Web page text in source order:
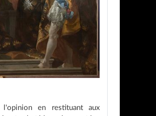
en restituant aux